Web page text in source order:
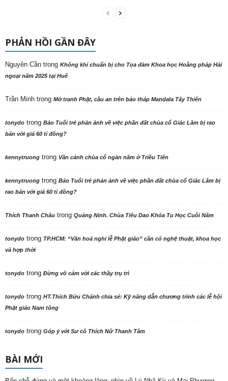
PHẢN HỒI GẦN ĐÂY
Nguyên Cần trong Không khí chuẩn bị cho Tọa đàm Khoa học Hoằng pháp Hải
ngoại năm 2025 tại Huế
Trần Minh trong Mở tranh Phật, cầu an trên bảo tháp Mandala Tây Thiên
tonydo trong Báo Tuổi trẻ phản ảnh về việc phần đất chùa cổ Giác Lâm bị rao
bán với giá 60 tỉ đồng?
kennytruong trong Vãn cảnh chùa cổ ngàn năm ở Triều Tiên
kennytruong trong Báo Tuổi trẻ phản ảnh về việc phần đất chùa cổ Giác Lâm bị
rao bán với giá 60 tỉ đồng?
Thích Thanh Châu trong Quảng Ninh. Chùa Tiêu Dao Khóa Tu Học Cuối Năm
tonydo trong TP.HCM: “Văn hoá nghi lễ Phật giáo” cần có nghệ thuật, khoa học
và hợp thời
tonydo trong Đừng vô cảm với các thầy trụ trì
tonydo trong HT.Thích Bửu Chánh chia sẻ: Kỹ năng dẫn chương trình các lễ hội
Phật giáo Nam tông
tonydo trong Góp ý với Sư cô Thích Nữ Thanh Tâm
BÀI MỚI